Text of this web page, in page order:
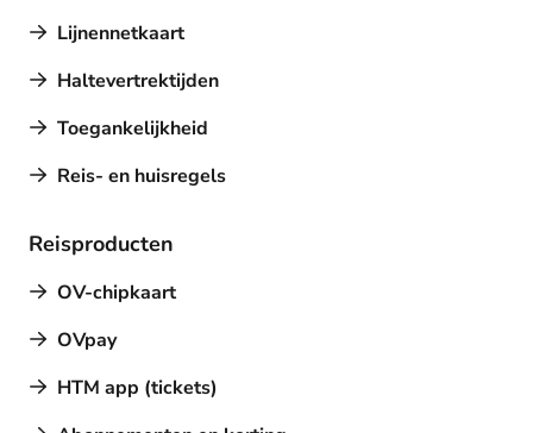
Lijnennetkaart
Haltevertrektijden
Toegankelijkheid
Reis- en huisregels
Reisproducten
OV-chipkaart
OVpay
HTM app (tickets)